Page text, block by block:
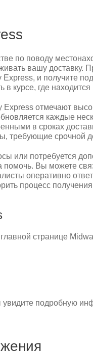
по поводу
вашу доставку.
Express, и получите
в курсе, где
Express отмечают
каждые
в сроках
требующие срочной
или потребуется
помочь. Вы можете
оперативно
процесс
странице
увидите подробную